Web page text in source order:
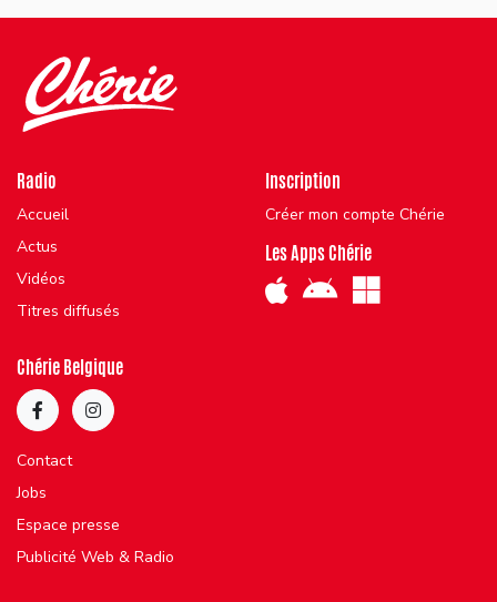
Radio
Accueil
Actus
Vidéos
Titres diffusés
Inscription
Créer mon compte Chérie
Les Apps Chérie
Chérie Belgique
Contact
Jobs
Espace presse
Publicité Web & Radio